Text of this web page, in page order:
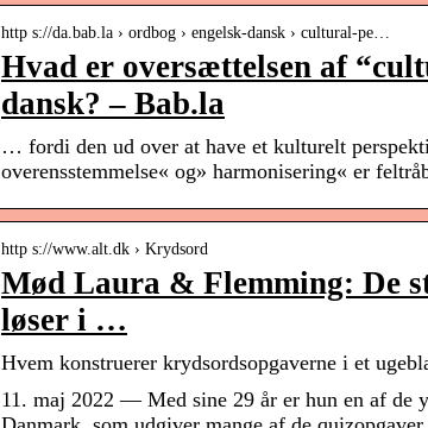
http s://da.bab.la › ordbog › engelsk-dansk › cultural-pe…
Hvad er oversættelsen af
dansk? – Bab.la
… fordi den ud over at have et kulturelt
overensstemmelse« og» harmonisering« er
http s://www.alt.dk › Krydsord
Mød Laura & Flemming: De
løser i …
Hvem konstruerer krydsordsopgaverne i et
11. maj 2022 — Med sine 29 år er hun en af de